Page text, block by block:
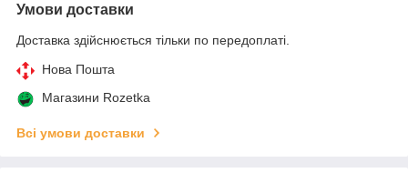
Умови доставки
Доставка здійснюється тільки по передоплаті.
Нова Пошта
Магазини Rozetka
Всі умови доставки